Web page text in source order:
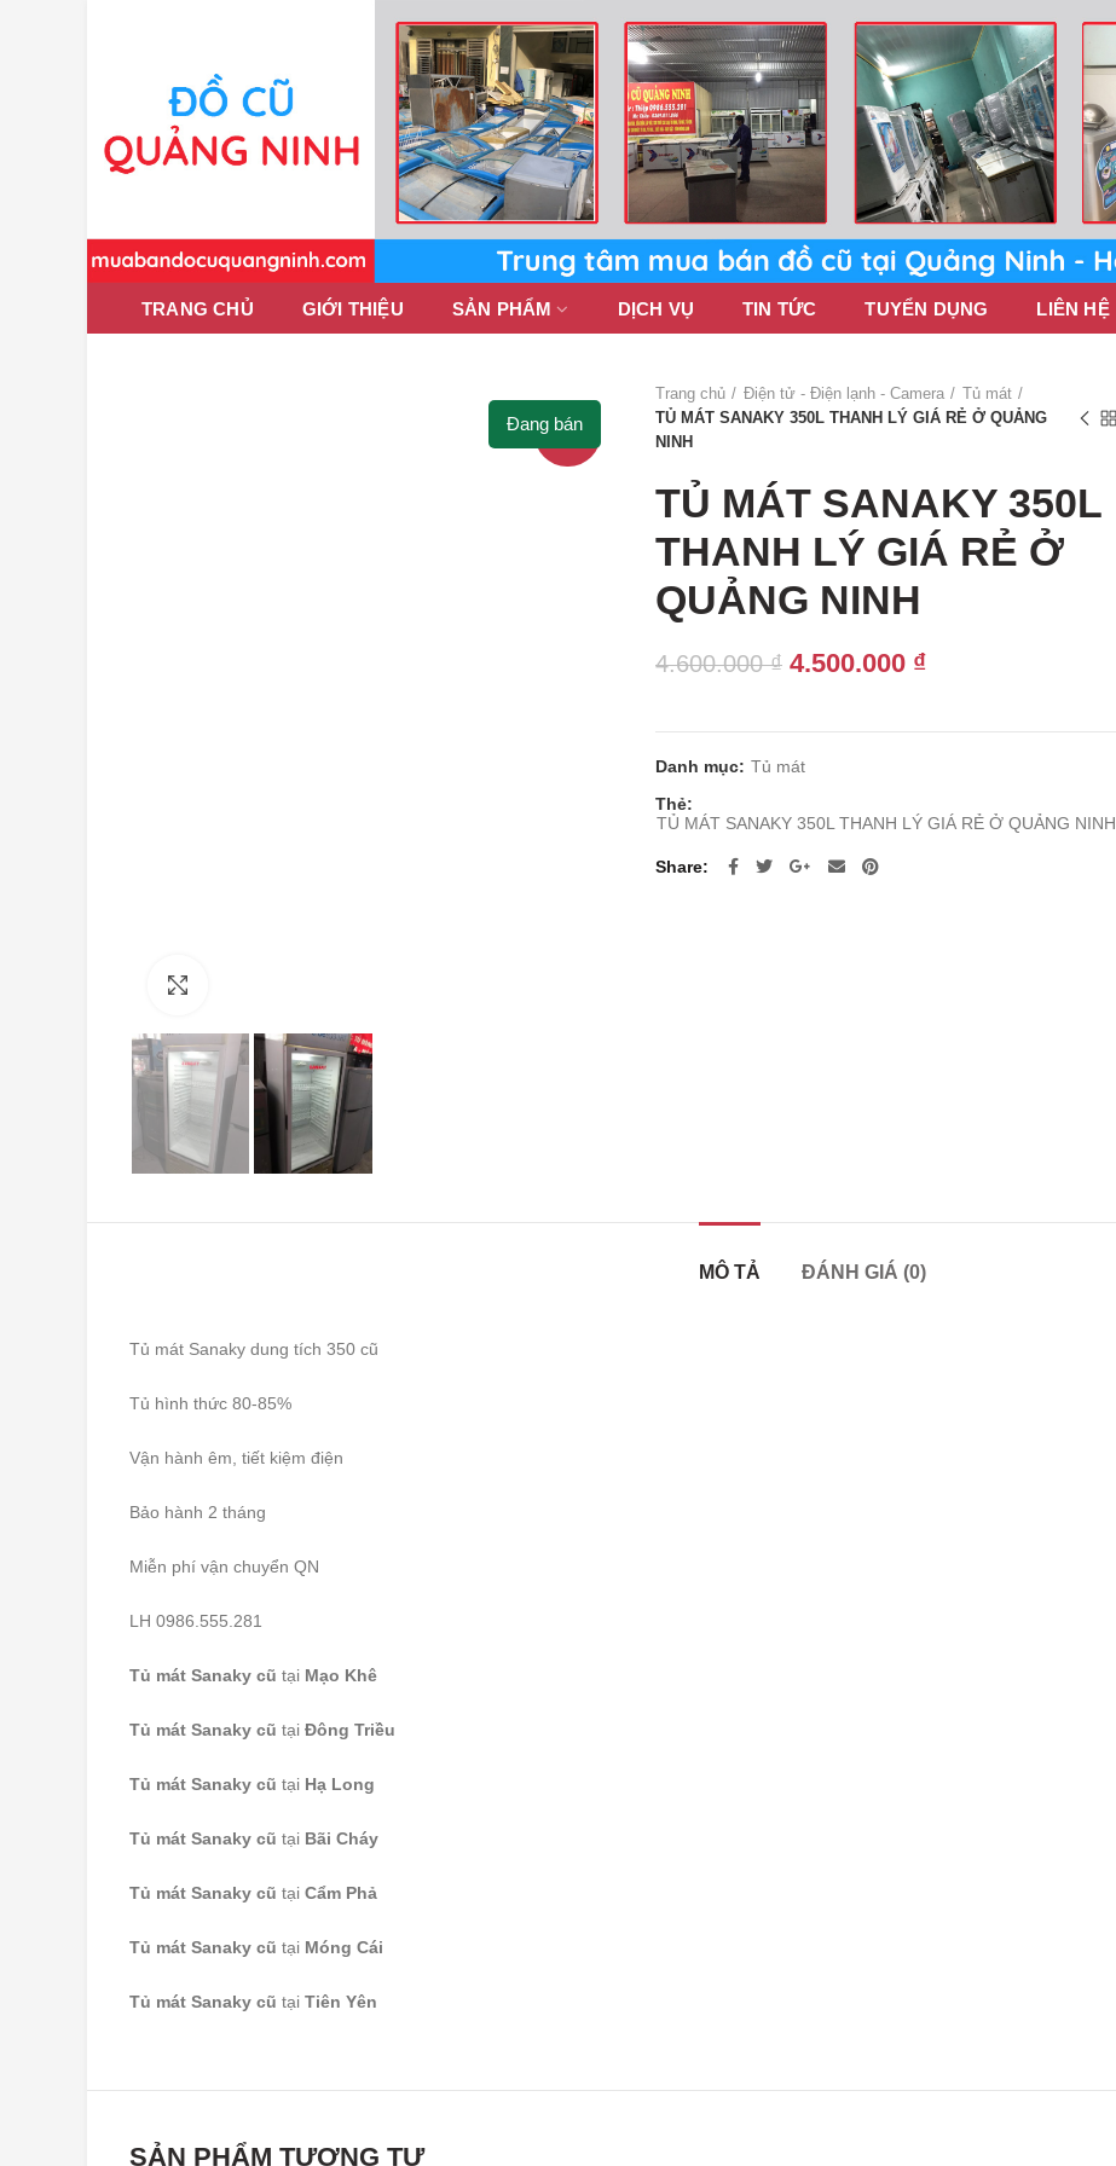
TRANG CHỦ GIỚI THIỆU SẢN PHẨM DỊCH VỤ TIN TỨC TUYỂN DỤNG LIÊN HỆ
-2%
Đang bán
Trang chủ Điện tử - Điện lạnh - Camera
Tủ mát
TỦ MÁT SANAKY 350L THANH LÝ GIÁ RẺ Ở QUẢNG
NINH
TỦ MÁT SANAKY 350L
THANH LÝ GIÁ RẺ Ở
QUẢNG NINH
4.600.000₫ Giá
là:
4.600.000 ₫.
4.500.000 ₫Giá
tại
Danh mục: Tủ mát
Thẻ:
TỦ MÁT SANAKY 350L THANH LÝ GIÁ RẺ Ở QUẢNG NINH
Share
MÔ TẢ ĐÁNH GIÁ (0)
Tủ mát Sanaky dung tích 350 cũ
Tủ hình thức 80-85%
Vận hành êm, tiết kiệm điện
Bảo hành 2 tháng
Miễn phí vận chuyển QN
LH 0986.555.281
Tủ mát Sanaky cũ tại Mạo Khê
Tủ mát Sanaky cũ tại Đông Triều
Tủ mát Sanaky cũ tại Hạ Long
Tủ mát Sanaky cũ tại Bãi Cháy
Tủ mát Sanaky cũ tại Cẩm Phả
Tủ mát Sanaky cũ tại Móng Cái
Tủ mát Sanaky cũ tại Tiên Yên
SẢN PHẨM TƯƠNG TỰ